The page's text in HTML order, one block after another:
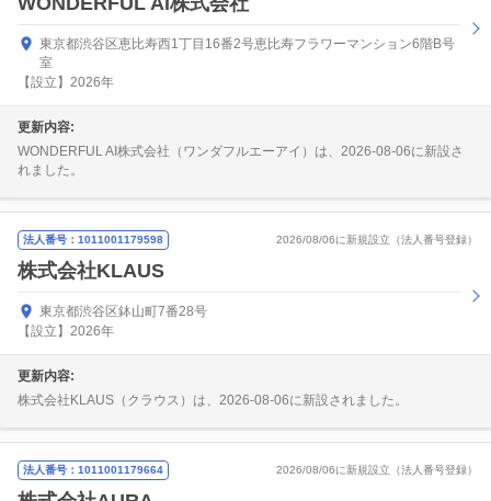
東京都渋谷区恵比寿西1丁目16番2号恵比寿フラワーマンション6階B号
室
【設立】2026年
更新内容:
WONDERFUL AI株式会社（ワンダフルエーアイ）は、2026-08-06に新設さ
れました。
法人番号：1011001179598 2026/08/06に新規設立（法人番号登録）
株式会社KLAUS
東京都渋谷区鉢山町7番28号
【設立】2026年
更新内容:
株式会社KLAUS（クラウス）は、2026-08-06に新設されました。
法人番号：1011001179664 2026/08/06に新規設立（法人番号登録）